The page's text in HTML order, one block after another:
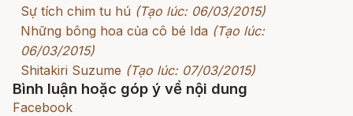
Sự tích chim tu hú (Tạo lúc: 06/03/2015)
Những bông hoa của cô bé Ida (Tạo lúc:
06/03/2015)
Shitakiri Suzume (Tạo lúc: 07/03/2015)
Bình luận hoặc góp ý về nội dung
Facebook